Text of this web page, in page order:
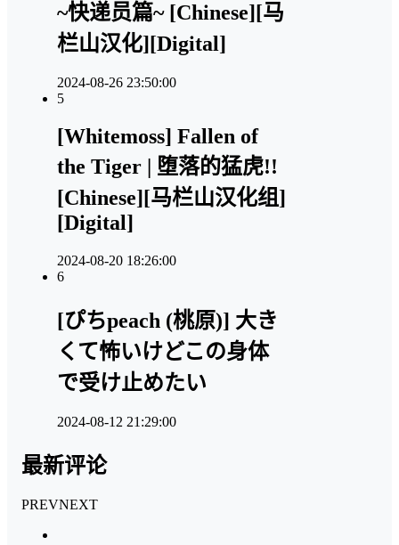
~快递员篇~ [Chinese][马
栏山汉化][Digital]
2024-08-26 23:50:00
5
[Whitemoss] Fallen of
the Tiger | 堕落的猛虎!!
[Chinese][马栏山汉化组]
[Digital]
2024-08-20 18:26:00
6
[ぴちpeach (桃原)] 大き
くて怖いけどこの身体
で受け止めたい
2024-08-12 21:29:00
最新评论
PREVNEXT